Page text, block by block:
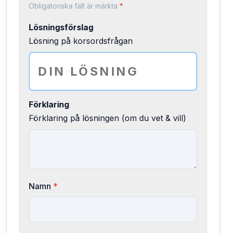
Obligatoriska fält är märkta *
Lösningsförslag
Lösning på korsordsfrågan
Förklaring
Förklaring på lösningen (om du vet & vill)
Namn *